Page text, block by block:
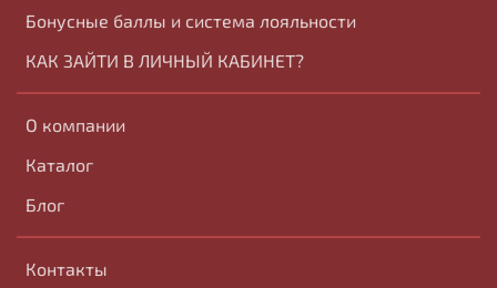
Бонусные баллы и система лояльности
КАК ЗАЙТИ В ЛИЧНЫЙ КАБИНЕТ?
О компании
Каталог
Блог
Контакты